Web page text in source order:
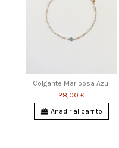
Colgante Mariposa Azul
28,00 €
Añadir al carrito